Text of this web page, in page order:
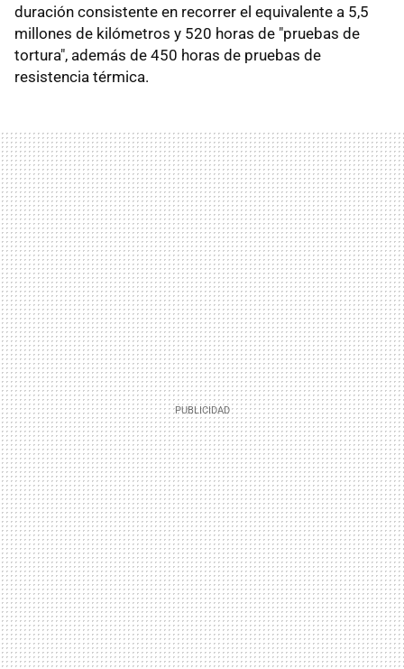
duración consistente en recorrer el equivalente a 5,5
millones de kilómetros y 520 horas de "pruebas de
tortura", además de 450 horas de pruebas de
resistencia térmica.